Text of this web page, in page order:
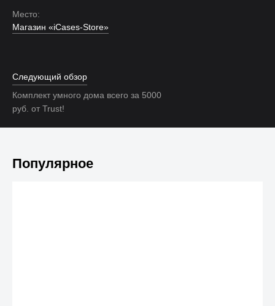
Место:
Магазин «iCases-Store»
Следующий обзор
Комплект умного дома всего за 5000
руб. от Trust!
Популярное